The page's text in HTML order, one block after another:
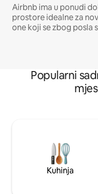
Airbnb ima u ponudi
prostore idealne za
one koji se zbog posla
Popularni
Kuhinja